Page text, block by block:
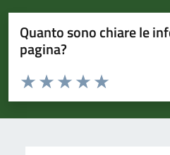
Quanto sono chiare le
pagina?
Valuta da 1 a 5 stelle la pagina
Valuta 5 stelle
Valuta 4 stelle su 5
Valuta 3 stelle su 5
Valuta 2 stelle su 5
Valuta 1 stelle su 5